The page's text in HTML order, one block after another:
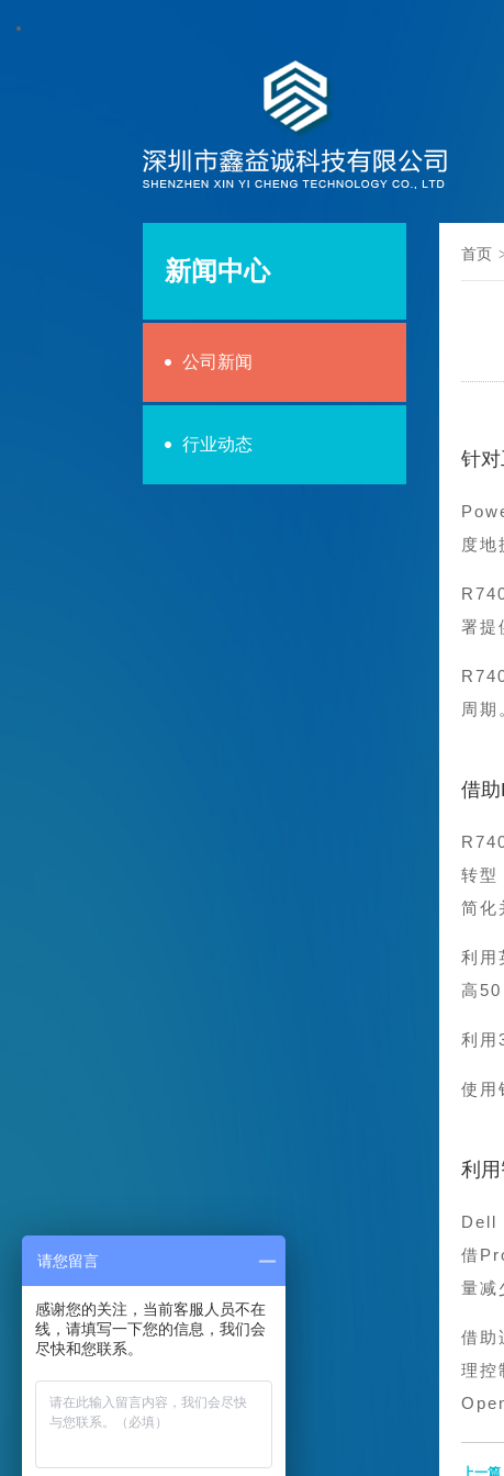
新闻中心
公司新闻
行业动态
首页
针
度地
署提
周期
借
转型
简化
利用
高50
利用
使用
利
Dell
借
量减
借
理控
上一篇
请您留言
感谢您的关注，当前客服人员不在
线，请填写一下您的信息，我们会
尽快和您联系。